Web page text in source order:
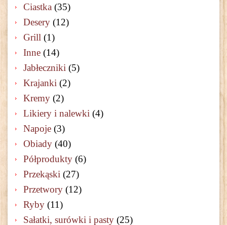
Ciastka (35)
Desery (12)
Grill (1)
Inne (14)
Jabłeczniki (5)
Krajanki (2)
Kremy (2)
Likiery i nalewki (4)
Napoje (3)
Obiady (40)
Półprodukty (6)
Przekąski (27)
Przetwory (12)
Ryby (11)
Sałatki, surówki i pasty (25)